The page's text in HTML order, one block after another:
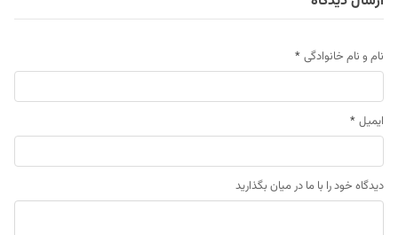
نام و نام خانوادگی *
ایمیل *
دیدگاه خود را با ما در میان بگذارید